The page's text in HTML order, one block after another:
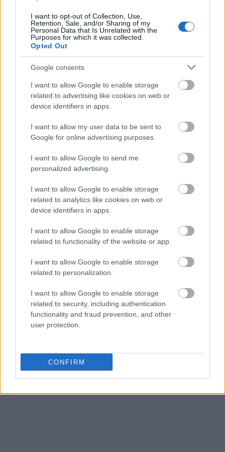
I want to opt-out of Collection, Use,
Retention, Sale, and/or Sharing of my
Personal Data that Is Unrelated with the
Purposes for which it was collected.
Opted Out
Google consents
I want to allow Google to enable storage
related to advertising like cookies on web or
device identifiers in apps.
I want to allow my user data to be sent to
Google for online advertising purposes.
I want to allow Google to send me
personalized advertising.
I want to allow Google to enable storage
related to analytics like cookies on web or
device identifiers in apps.
I want to allow Google to enable storage
related to functionality of the website or app.
I want to allow Google to enable storage
related to personalization.
I want to allow Google to enable storage
related to security, including authentication
functionality and fraud prevention, and other
user protection.
CONFIRM
Σημειώνεται ακόμη στην έκθεση πως όσον αφορά
την απορρόφηση των πόρων του Μηχανισμού
Ανάκαμψης και Ανθεκτικότητας, μέχρι στιγμής
πρωτοπόρους της ΕΕ,καθώς είναι από τις λίγες
χώρες που έχουν εισπράξει τρεις δόσεις
επιχορηγήσεων και δανείων μετά την ολοκλήρωση
του 26% των συμφωνημένων στόχων/οροσήμων
του προγράμματός της.
Υπενθυμίζεται πως όπως δήλωσεο
Οικονομικών, Νίκος Παπαθανάσης, στο insider.gr
η χώρα μας ετοιμάζεται να υποβάλλει τις
επόμενες ημέρες το αίτημα για την τέταρτη δόση
του δανειακού σκέλους και θα ακολουθήσει στα
τέλη του μήνα το τέταρτο αίτημα για το σκέλος
επιχορηγήσεων.